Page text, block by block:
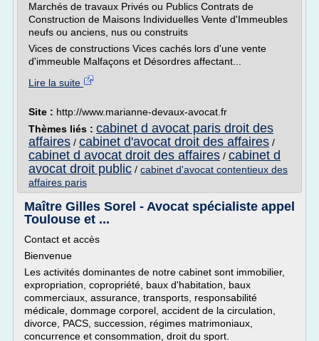
Marchés de travaux Privés ou Publics Contrats de
Construction de Maisons Individuelles Vente d'Immeubles
neufs ou anciens, nus ou construits
Vices de constructions Vices cachés lors d'une vente
d'immeuble Malfaçons et Désordres affectant...
Lire la suite
Site : http://www.marianne-devaux-avocat.fr
Thèmes liés : cabinet d avocat paris droit des
affaires / cabinet d'avocat droit des affaires /
cabinet d avocat droit des affaires / cabinet d
avocat droit public / cabinet d'avocat contentieux des
affaires paris
Maître Gilles Sorel - Avocat spécialiste appel
Toulouse et ...
Contact et accès
Bienvenue
Les activités dominantes de notre cabinet sont immobilier,
expropriation, copropriété, baux d'habitation, baux
commerciaux, assurance, transports, responsabilité
médicale, dommage corporel, accident de la circulation,
divorce, PACS, succession, régimes matrimoniaux,
concurrence et consommation, droit du sport.